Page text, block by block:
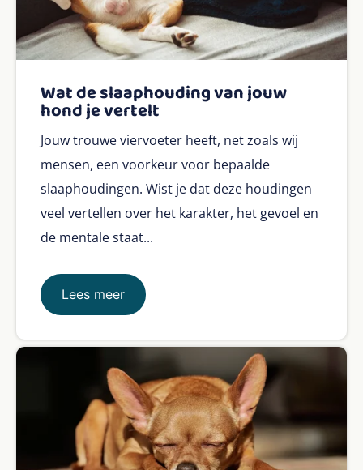
Wat de slaaphouding van jouw
hond je vertelt
Jouw trouwe viervoeter heeft, net zoals wij
mensen, een voorkeur voor bepaalde
slaaphoudingen. Wist je dat deze houdingen
veel vertellen over het karakter, het gevoel en
de mentale staat...
Lees meer